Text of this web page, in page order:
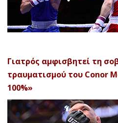
Γιατρός αμφισβητεί τη
τραυματισμού του Conor
100%»